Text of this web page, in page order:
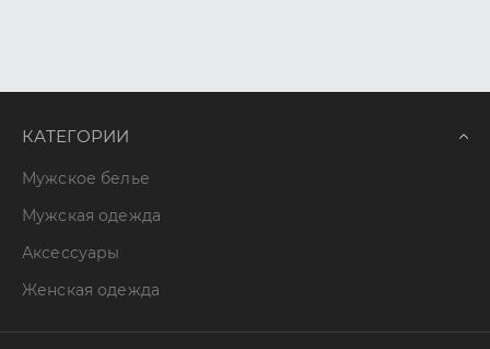
КАТЕГОРИИ
Мужское белье
Мужская одежда
Аксессуары
Женская одежда